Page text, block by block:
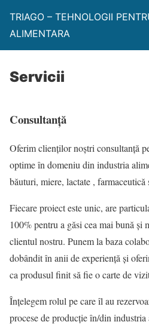
TRIAGO – TEHNOLOGII
ALIMENTARA
Servicii
Consultanță
Oferim clienților noștri consultanță
optime în domeniu din industria
băuturi, miere, lactate , farmaceutică
Fiecare proiect este unic, are
100% pentru a găsi cea mai bună
clientul nostru. Punem la baza
dobândit în anii de experiență și
ca produsul finit să fie o carte de
Înțelegem rolul pe care îl au
procese de producție în/din